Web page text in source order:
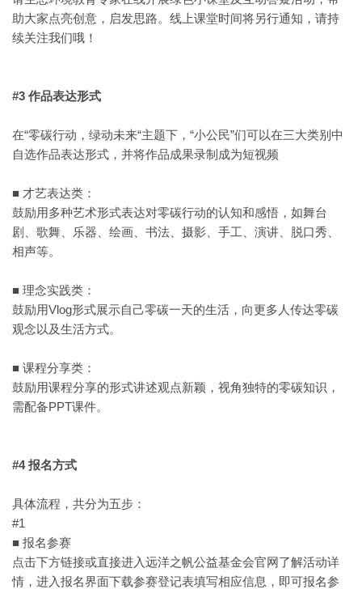
助大家点亮创意，启发思路。线上课堂时间将另行通知，请持
续关注我们哦！
#3 作品表达形式
在“零碳行动，绿动未来“主题下，“小公民”们可以在三大类别中
自选作品表达形式，并将作品成果录制成为短视频
■ 才艺表达类：
鼓励用多种艺术形式表达对零碳行动的认知和感悟，如舞台
剧、歌舞、乐器、绘画、书法、摄影、手工、演讲、脱口秀、
相声等。
■ 理念实践类：
鼓励用Vlog形式展示自己零碳一天的生活，向更多人传达零碳
观念以及生活方式。
■ 课程分享类：
鼓励用课程分享的形式讲述观点新颖，视角独特的零碳知识，
需配备PPT课件。
#4 报名方式
具体流程，共分为五步：
#1
■ 报名参赛
点击下方链接或直接进入远洋之帆公益基金会官网了解活动详
情，进入报名界面下载参赛登记表填写相应信息，即可报名参